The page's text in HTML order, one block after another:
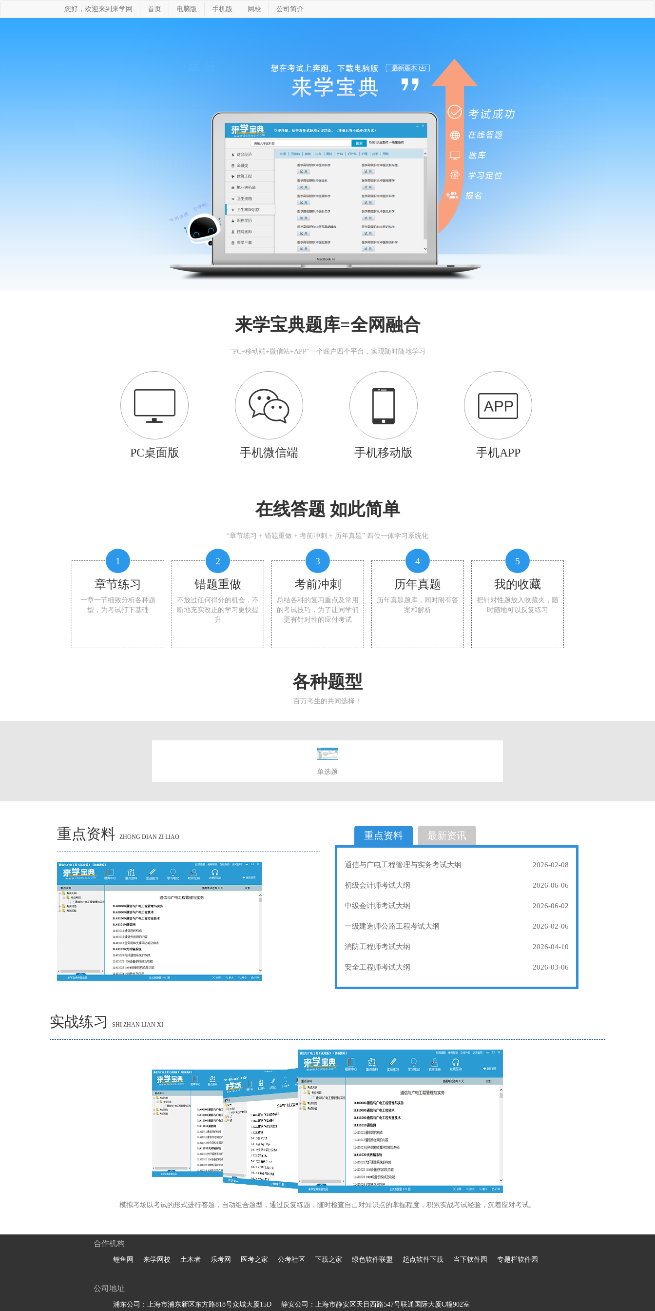
您好，欢迎来到来学网 首页 电脑版 手机版 网校 公司简介
来学宝典题库=全网融合
"PC+移动端+微信站+APP"一个账户四个平台，实现随时随地学习
PC桌面版 手机微信端 手机移动版 手机APP
在线答题 如此简单
“章节练习 + 错题重做 + 考前冲刺 + 历年真题” 四位一体学习系统化
1
章节练习
一章一节细致分析各种题
型，为考试打下基础
2
错题重做
不放过任何得分的机会，不
断地充实改正的学习更快提
升
3
考前冲刺
总结各科的复习重点及常用
的考试技巧，为了让同学们
更有针对性的应付考试
4
历年真题
历年真题题库，同时附有答
案和解析
5
我的收藏
把针对性题放入收藏夹，随
时随地可以反复练习
各种题型
百万考生的共同选择！
单选题
选择题
重点资料 ZHONG DIAN ZI LIAO 重点资料 最新资讯
通信与广电工程管理与实务考试大纲 2026-02-08
初级会计师考试大纲 2026-06-06
中级会计师考试大纲 2026-06-02
一级建造师公路工程考试大纲 2026-02-06
消防工程师考试大纲 2026-04-10
安全工程师考试大纲 2026-03-06
实战练习 SHI ZHAN LIAN XI
模拟考场以考试的形式进行答题，自动组合题型，通过反复练题，随时检查自己对知识点的掌握程度，积累实战考试经验，沉着应对考试。
合作机构
鲤鱼网 来学网校 土木者 乐考网 医考之家 公考社区 下载之家 绿色软件联盟 起点软件下载 当下软件园 专题栏软件园
公司地址
浦东公司：上海市浦东新区东方路818号众城大厦15D 静安公司：上海市静安区天目西路547号联通国际大厦C幢902室